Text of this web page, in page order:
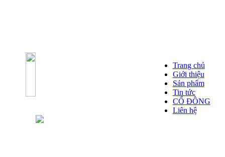
Trang chủ
Giới thiệu
Sản phẩm
Tin tức
CỔ ĐÔNG
Liên hệ